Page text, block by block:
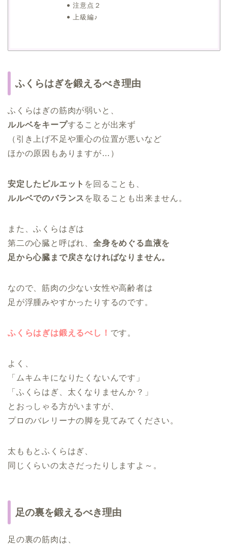
注意点２
上級編♪
ふくらはぎを鍛えるべき理由
ふくらはぎの筋肉が弱いと、
ルルベをキープすることが出来ず
（引き上げ不足や重心の位置が悪いなど
ほかの原因もありますが…）
安定したピルエット を回ることも、
ルルベでのバランス を取ることも出来ません。
また、ふくらはぎは
第二の心臓と呼ばれ、 全身をめぐる血液を
足から心臓まで戻さなければなりません。
なので、筋肉の少ない女性や高齢者は
足が浮腫みやすかったりするのです。
ふくらはぎは鍛えるべし！ です。
よく、
「ムキムキになりたくないんです」
「ふくらはぎ、太くなりませんか？」
とおっしゃる方がいますが、
プロのバレリーナの脚を見てみてください。
太ももとふくらはぎ、
同じくらいの太さだったりしますよ～。
足の裏を鍛えるべき理由
足の裏の筋肉は、